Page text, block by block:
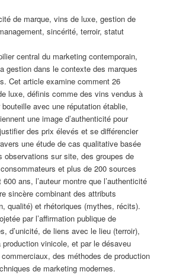
de marque, vins de luxe, gestion de
sincérité, terroir, statut
central du marketing contemporain,
gestion dans le contexte des marques
Cet article examine comment 26
luxe, définis comme des vins vendus à
avec une réputation établie,
une image d’authenticité pour
des prix élevés et se différencier
une étude de cas qualitative basée
observations sur site, des groupes de
et plus de 200 sources
ans, l’auteur montre que l’authenticité
sincère combinant des attributs
qualité) et rhétoriques (mythes, récits).
par l’affirmation publique de
d’unicité, de liens avec le lieu (terroir),
production vinicole, et par le désaveu
des méthodes de production
de marketing modernes.